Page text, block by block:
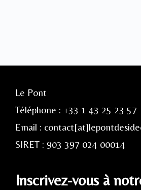
Le Pont
Téléphone : +33 1 43 25 23 57
Email :
SIRET : 903 397 024 00014
Inscrivez-vous à